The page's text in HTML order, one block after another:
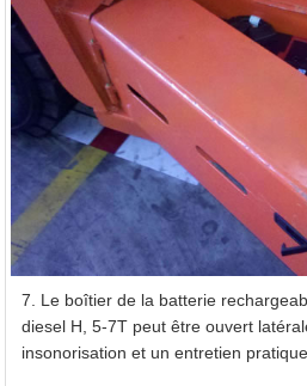
7. Le boîtier de la batterie
diesel H, 5-7T peut être ouvert
insonorisation et un entretien pratique.